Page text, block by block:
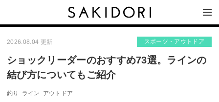
2026.08.04 更新 スポーツ・アウトドア
ショックリーダーのおすすめ73選。ラインの
結び方についてもご紹介
釣り ライン アウトドア